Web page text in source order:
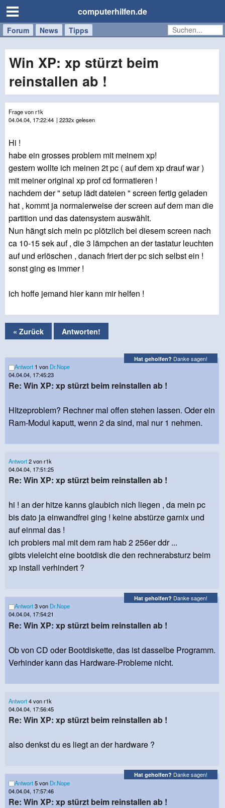
computerhilfen.de
Forum News Tipps
Handy
Tablet
Windows
Mac
Win XP: xp stürzt beim
reinstallen ab !
Frage von r1k
04.04.04, 17:22:44 | 2232x gelesen
Hi !
habe ein grosses problem mit meinem xp!
gestern wollte ich meinen 2t pc ( auf dem xp drauf war )
mit meiner original xp prof cd formatieren !
nachdem der " setup lädt dateien " screen fertig geladen
hat , kommt ja normalerweise der screen auf dem man die
partition und das datensystem auswählt.
Nun hängt sich mein pc plötzlich bei diesem screen nach
ca 10-15 sek auf , die 3 lämpchen an der tastatur leuchten
auf und erlöschen , danach friert der pc sich selbst ein !
sonst ging es immer !
ich hoffe jemand hier kann mir helfen !
« Zurück Antworten!
Hat geholfen? Danke sagen!
Antwort 1 von Dr.Nope
04.04.04, 17:45:23
Re: Win XP: xp stürzt beim reinstallen ab !
HItzeproblem? Rechner mal offen stehen lassen. Oder ein
Ram-Modul kaputt, wenn 2 da sind, mal nur 1 nehmen.
Antwort2 von r1k
04.04.04, 17:51:25
Re: Win XP: xp stürzt beim reinstallen ab !
hi ! an der hitze kanns glaubich nich liegen , da mein pc
bis dato ja einwandfrei ging ! keine abstürze garnix und
auf einmal das !
ich probiers mal mit dem ram hab 2 256er ddr ...
gibts vieleicht eine bootdisk die den rechnerabsturz beim
xp install verhindert ?
Hat geholfen? Danke sagen!
Antwort3 von Dr.Nope
04.04.04, 17:54:21
Re: Win XP: xp stürzt beim reinstallen ab !
Ob von CD oder Bootdiskette, das ist dasselbe Programm.
Verhinder kann das Hardware-Probleme nicht.
Antwort4 von r1k
04.04.04, 17:56:45
Re: Win XP: xp stürzt beim reinstallen ab !
also denkst du es liegt an der hardware ?
Hat geholfen? Danke sagen!
Antwort5 von Dr.Nope
04.04.04, 17:57:46
Re: Win XP: xp stürzt beim reinstallen ab !